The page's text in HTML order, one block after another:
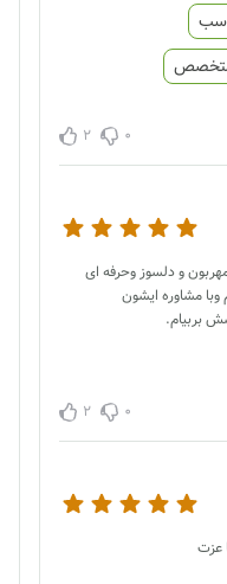
0
2
و دلسوز وحرفه ای
مشاوره ایشون
بربیام.
0
2
عزت